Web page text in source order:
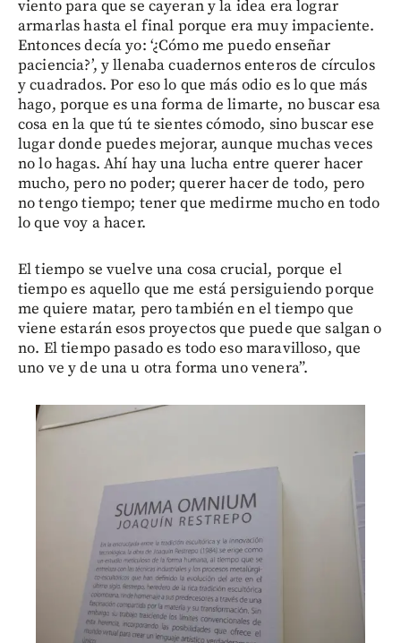
viento para que se cayeran y la idea era lograr
armarlas hasta el final porque era muy impaciente.
Entonces decía yo: ‘¿Cómo me puedo enseñar
paciencia?’, y llenaba cuadernos enteros de círculos
y cuadrados. Por eso lo que más odio es lo que más
hago, porque es una forma de limarte, no buscar esa
cosa en la que tú te sientes cómodo, sino buscar ese
lugar donde puedes mejorar, aunque muchas veces
no lo hagas. Ahí hay una lucha entre querer hacer
mucho, pero no poder; querer hacer de todo, pero
no tengo tiempo; tener que medirme mucho en todo
lo que voy a hacer.
El tiempo se vuelve una cosa crucial, porque el
tiempo es aquello que me está persiguiendo porque
me quiere matar, pero también en el tiempo que
viene estarán esos proyectos que puede que salgan o
no. El tiempo pasado es todo eso maravilloso, que
uno ve y de una u otra forma uno venera”.